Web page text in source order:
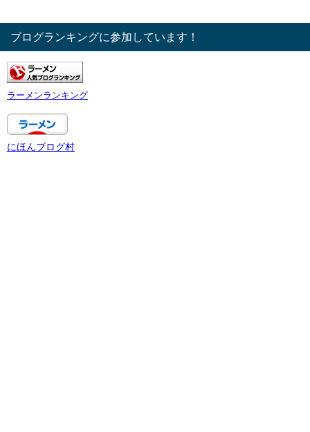
ブログランキングに参加しています！
ラーメンランキング
にほんブログ村